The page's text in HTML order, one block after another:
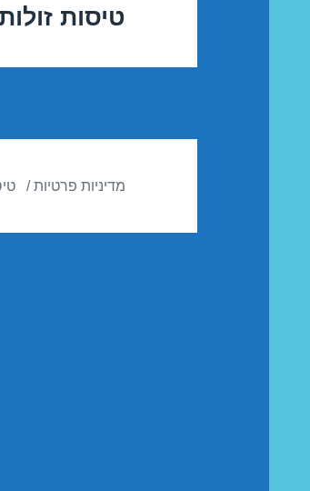
הפוסט
טיסות זולות
מדיניות פרטיות